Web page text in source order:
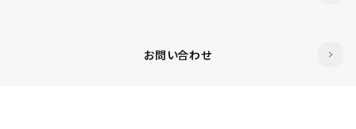
お問い合わせ